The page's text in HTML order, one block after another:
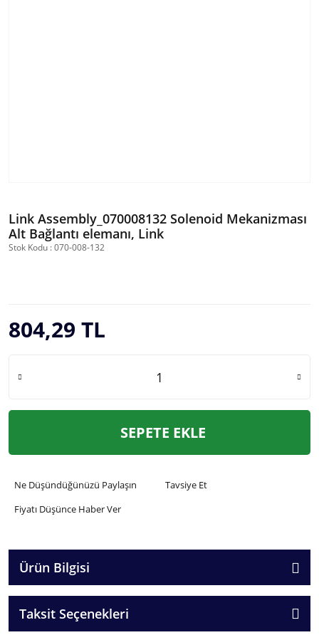
Link Assembly_070008132 Solenoid Mekanizması
Alt Bağlantı elemanı, Link
Stok Kodu : 070-008-132
804,29 TL
SEPETE EKLE
Ne Düşündüğünüzü Paylaşın
Tavsiye Et
Fiyatı Düşünce Haber Ver
Ürün Bilgisi
Taksit Seçenekleri